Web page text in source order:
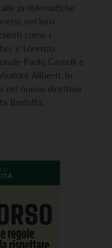
problematiche
nei loro
come i
e Lorenzo
Paolo Castelli e
Aliberti. In
nel nuovo direttivo
Berloffa.